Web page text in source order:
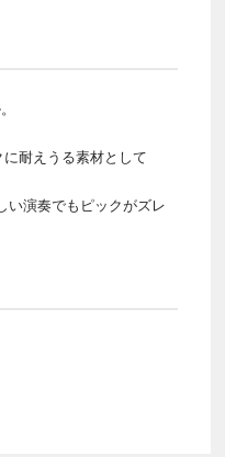
耐えうる素材として
い演奏でもピックがズレ